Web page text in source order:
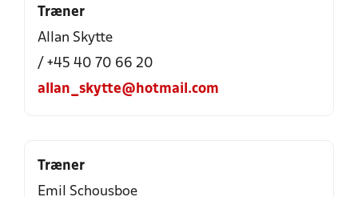
Træner
Allan Skytte
/ +45 40 70 66 20
allan_skytte@hotmail.com
Træner
Emil Schousboe